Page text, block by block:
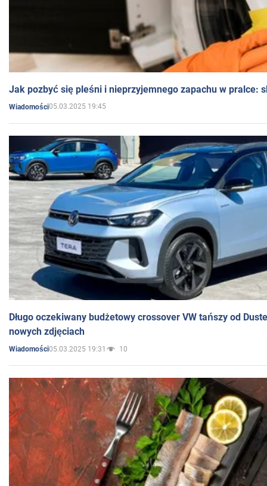
Jak pozbyć się pleśni i nieprzyjemnego zapachu w pralce:
Wiadomości05.03.2025 19:45
Długo oczekiwany budżetowy crossover VW tańszy od
nowych zdjęciach
Wiadomości05.03.2025 19:31 10